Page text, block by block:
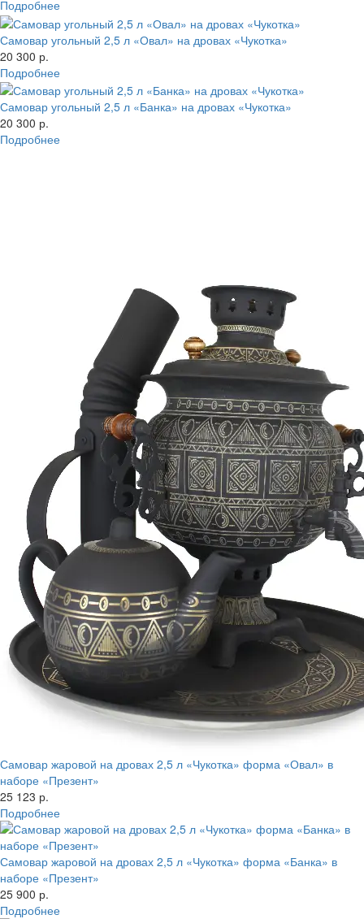
Подробнее
Самовар угольный 2,5 л «Овал» на дровах «Чукотка»
20 300 р.
Подробнее
Самовар угольный 2,5 л «Банка» на дровах «Чукотка»
20 300 р.
Подробнее
Самовар жаровой на дровах 2,5 л «Чукотка» форма «Овал» в
наборе «Презент»
25 123 р.
Подробнее
Самовар жаровой на дровах 2,5 л «Чукотка» форма «Банка» в
наборе «Презент»
25 900 р.
Подробнее